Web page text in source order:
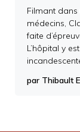
Filmant dans
médecins,
faite
L’hôpital y
par Thibault